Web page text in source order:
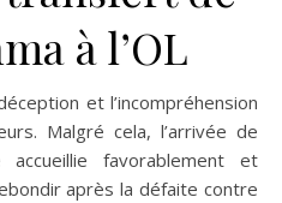
à l’OL
et l’incompréhension
Malgré cela, l’arrivée de
favorablement et
après la défaite contre